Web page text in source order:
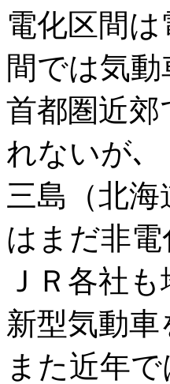
電化区間
間では気
首都圏近
れないが､
三島（北
はまだ非
ＪＲ各社
新型気動
また近年